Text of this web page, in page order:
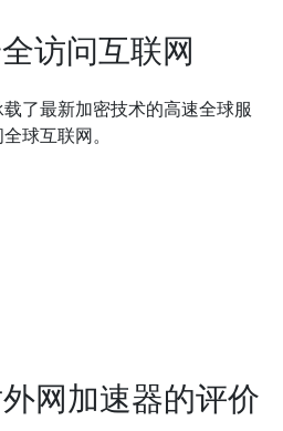
访问互联网
了最新加密技术的高速全球服
球互联网。
网加速器的评价